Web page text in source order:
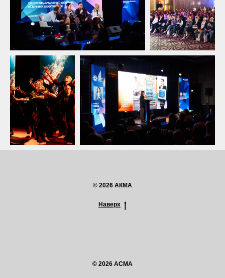
© 2026 АКМА
Наверх
© 2026 ACMA